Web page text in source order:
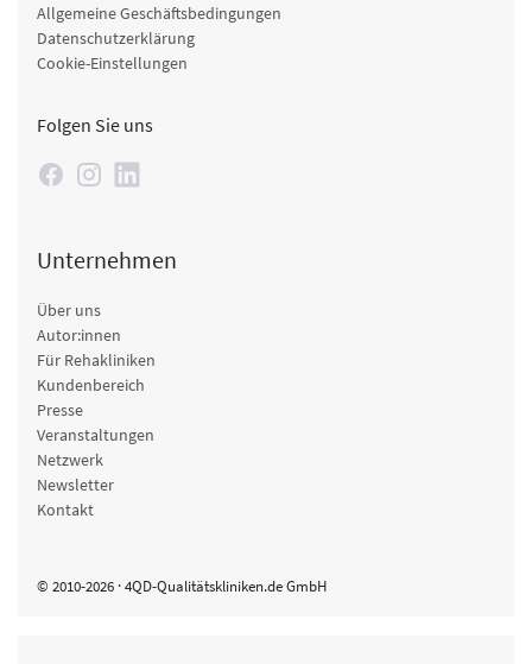
Allgemeine Geschäftsbedingungen
Datenschutzerklärung
Cookie-Einstellungen
Folgen Sie uns
Unternehmen
Über uns
Autor:innen
Für Rehakliniken
Kundenbereich
Presse
Veranstaltungen
Netzwerk
Newsletter
Kontakt
© 2010-2026 · 4QD-Qualitätskliniken.de GmbH